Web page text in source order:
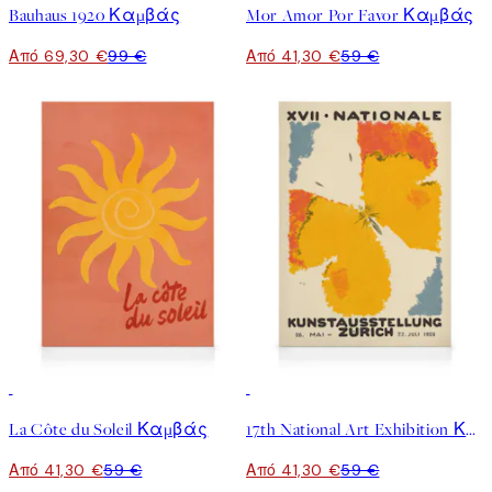
Bauhaus 1920 Καμβάς
Από 69,30 €99 €
Mor Amor Por Favor Καμβάς
Από 41,30 €59 €
La Côte du Soleil Καμβάς
Από 41,30 €59 €
17th National Art Exhibition Καμβάς
Από 41,30 €59 €